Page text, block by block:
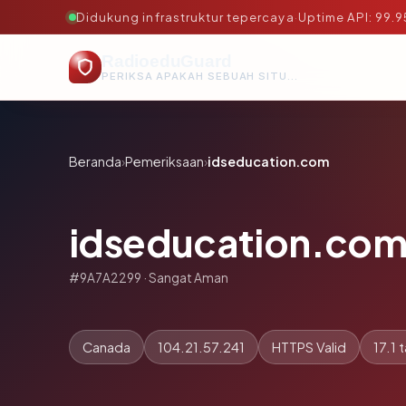
Didukung infrastruktur tepercaya·Uptime API:
PERIKSA APAKAH SEBUAH SITUS AMAN, TEPERCAYA, DAN TERVERIFIKASI DALAM HITUNGAN DETIK.
Beranda›Pemeriksaan›idseducation.com
#9A7A2299 · Sangat Aman
Canada 104.21.57.241 HTTPS Valid 17.1